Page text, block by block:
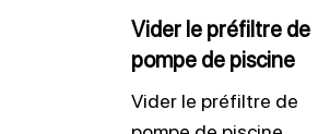
piscine
Vider le préfiltre de
pompe de piscine
Vider le préfiltre de